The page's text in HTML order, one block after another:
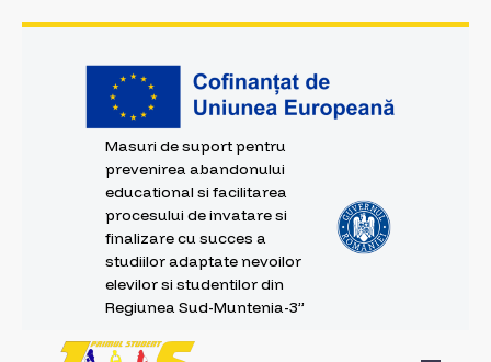
Masuri de suport pentru
prevenirea abandonului
educational si facilitarea
procesului de invatare si
finalizare cu succes a
studiilor adaptate nevoilor
elevilor si studentilor din
Regiunea Sud-Muntenia-3”